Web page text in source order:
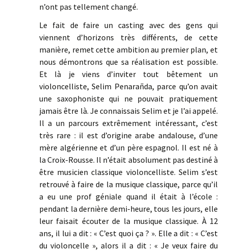
n’ont pas tellement changé.
Le fait de faire un casting avec des gens qui
viennent d’horizons très différents, de cette
manière, remet cette ambition au premier plan, et
nous démontrons que sa réalisation est possible.
Et là je viens d’inviter tout bêtement un
violoncelliste, Selim Penarañda, parce qu’on avait
une saxophoniste qui ne pouvait pratiquement
jamais être là. Je connaissais Selim et je l’ai appelé.
Il a un parcours extrêmement intéressant, c’est
très rare : il est d’origine arabe andalouse, d’une
mère algérienne et d’un père espagnol. Il est né à
la Croix-Rousse. Il n’était absolument pas destiné à
être musicien classique violoncelliste. Selim s’est
retrouvé à faire de la musique classique, parce qu’il
a eu une prof géniale quand il était à l’école :
pendant la dernière demi-heure, tous les jours, elle
leur faisait écouter de la musique classique. À 12
ans, il lui a dit : « C’est quoi ça ? ». Elle a dit : « C’est
du violoncelle », alors il a dit : « Je veux faire du